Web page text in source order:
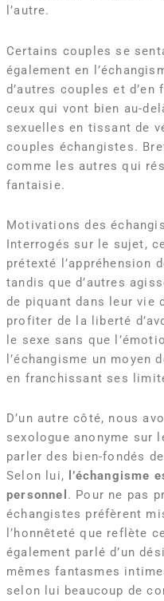
l’autre.
Certains couples se
également en
d’autres couples et
ceux qui vont bien au-
sexuelles en tissant de
couples échangistes.
comme les autres qui
fantaisie.
Motivations des
Interrogés sur le sujet,
prétexté l’appréhension
tandis que d’autres
de piquant dans leur vie
profiter de la liberté
le sexe sans que
l’échangisme un moyen
en franchissant ses
D’un autre côté, nous
sexologue anonyme sur
parler des bien-fondés
Selon lui,
l’échangisme
personnel . Pour ne pas
échangistes préfèrent
l’honnêteté que reflète
également parlé d’un
mêmes fantasmes
selon lui beaucoup de